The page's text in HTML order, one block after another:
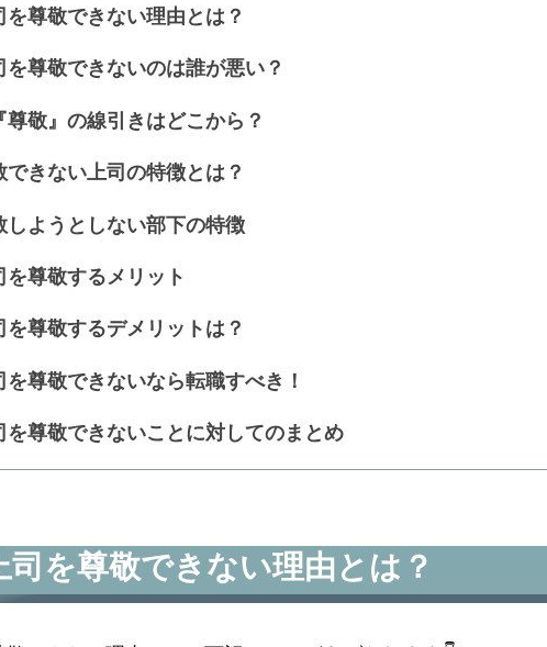
尊敬できない理由とは？
尊敬できないのは誰が悪い？
尊敬』の線引きはどこから？
きない上司の特徴とは？
しようとしない部下の特徴
尊敬するメリット
尊敬するデメリットは？
尊敬できないなら転職すべき！
を尊敬できないことに対してのまとめ
司を尊敬できない理由とは？